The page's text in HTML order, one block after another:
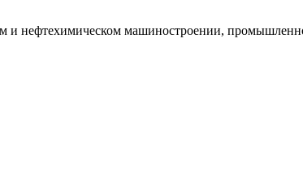
и нефтехимическом машиностроении,